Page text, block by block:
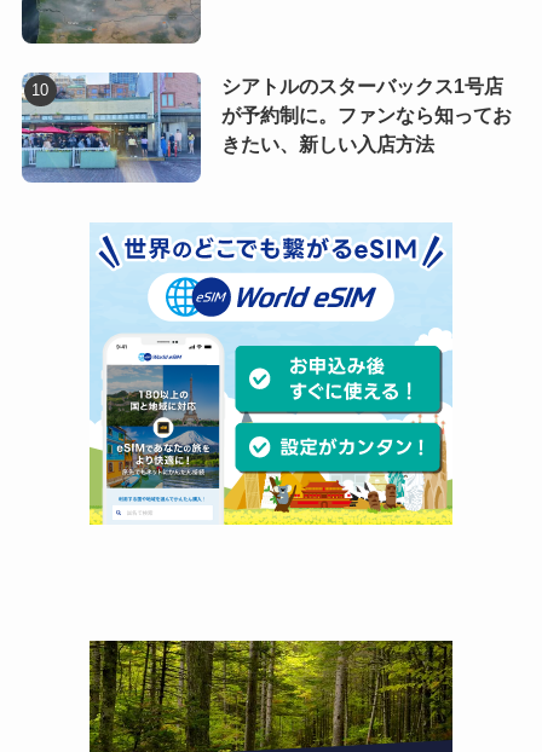
シアトルのスターバックス1号店
が予約制に。ファンなら知ってお
きたい、新しい入店方法